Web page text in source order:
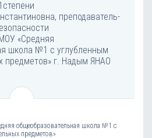
преподаватель-
«Средняя
школа №1 с углубленным
предметов» г. Надым ЯНАО
общеобразовательная школа №1 с
предметов»